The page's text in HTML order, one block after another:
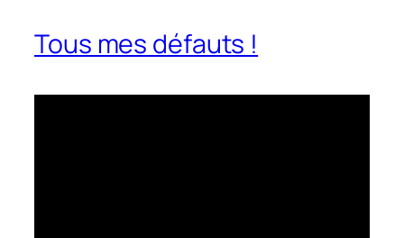
Tous mes défauts !